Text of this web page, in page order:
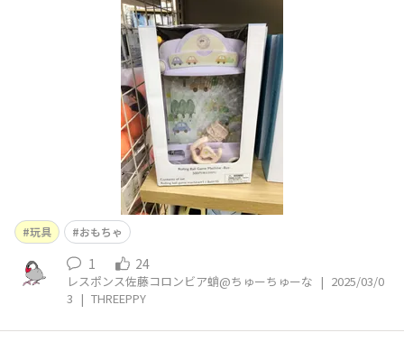
玩具 おもちゃ
1 24
レスポンス佐藤コロンビア蛸@ちゅーちゅーな | 2025/03/0
3 | THREEPPY